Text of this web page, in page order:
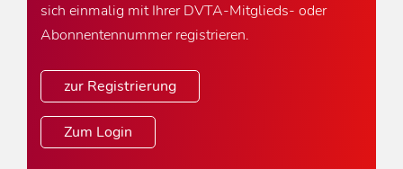
sich einmalig mit Ihrer DVTA-Mitglieds- oder
Abonnentennummer registrieren.
zur Registrierung
Zum Login